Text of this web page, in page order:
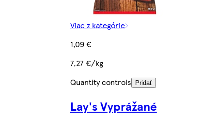
Viac z kategórie
1,09 €
7,27 €/kg
Quantity controls
Pridať
Lay's Vyprážané